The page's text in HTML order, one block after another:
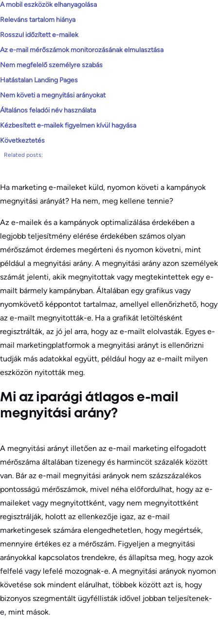
A mobil eszközök elhanyagolása
Releváns tartalom hiánya
Rosszul időzített e-mailek
Az e-mail mérőszámok monitorozásának elmulasztása
Nem megfelelő személyre szabás
Hatástalan Landing Pages
Nem követi a megnyitási arányokat
Általános feladói név használata
Kézbesített e-mailek figyelmen kívül hagyása
Következtetés
Related posts:
Ha marketing e-maileket küld, nyomon követi a kampányok
megnyitási arányát? Ha nem, meg kellene tennie?
Az e-mailek és a kampányok optimalizálása érdekében a
legjobb teljesítmény elérése érdekében számos olyan
mérőszámot érdemes megérteni és nyomon követni, mint
például a megnyitási arány. A megnyitási arány azon személyek
számát jelenti, akik megnyitottak vagy megtekintettek egy e-
mailt bármely kampányban. Általában egy grafikus vagy
nyomkövető képpontot tartalmaz, amellyel ellenőrizhető, hogy
az e-mailt megnyitották-e. Ha a grafikát letöltésként
regisztrálták, az jó jel arra, hogy az e-mailt elolvasták. Egyes e-
mail marketingplatformok a megnyitási arányt is ellenőrizni
tudják más adatokkal együtt, például hogy az e-mailt milyen
eszközön nyitották meg.
Mi az iparági átlagos e-mail
megnyitási arány?
A megnyitási arányt illetően az e-mail marketing elfogadott
mérőszáma általában tizenegy és harmincöt százalék között
van. Bár az e-mail megnyitási arányok nem százszázalékos
pontosságú mérőszámok, mivel néha előfordulhat, hogy az e-
maileket vagy megnyitottként, vagy nem megnyitottként
regisztrálják, holott az ellenkezője igaz, az e-mail
marketingesek számára elengedhetetlen, hogy megértsék,
mennyire értékes ez a mérőszám. Figyeljen a megnyitási
arányokkal kapcsolatos trendekre, és állapítsa meg, hogy azok
felfelé vagy lefelé mozognak-e. A megnyitási arányok nyomon
követése sok mindent elárulhat, többek között azt is, hogy
bizonyos szegmentált ügyféllisták idővel jobban teljesítenek-
e, mint mások.